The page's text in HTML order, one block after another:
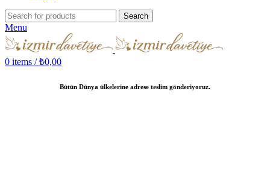
Search
Menu
0 items / ₺0,00
Bütün Dünya ülkelerine adrese teslim gönderiyoruz.